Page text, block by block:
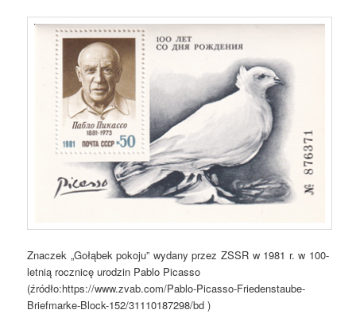
Znaczek „Gołąbek pokoju” wydany przez ZSSR w 1981 r. w 100-
letnią rocznicę urodzin Pablo Picasso
(źródło:https://www.zvab.com/Pablo-Picasso-Friedenstaube-
Briefmarke-Block-152/31110187298/bd )